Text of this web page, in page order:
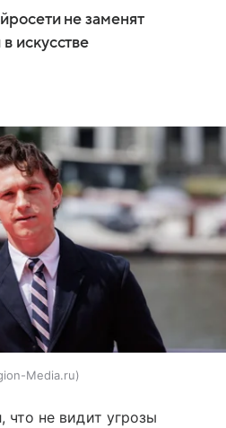
не заменят
искусстве
Media.ru
что не видит угрозы